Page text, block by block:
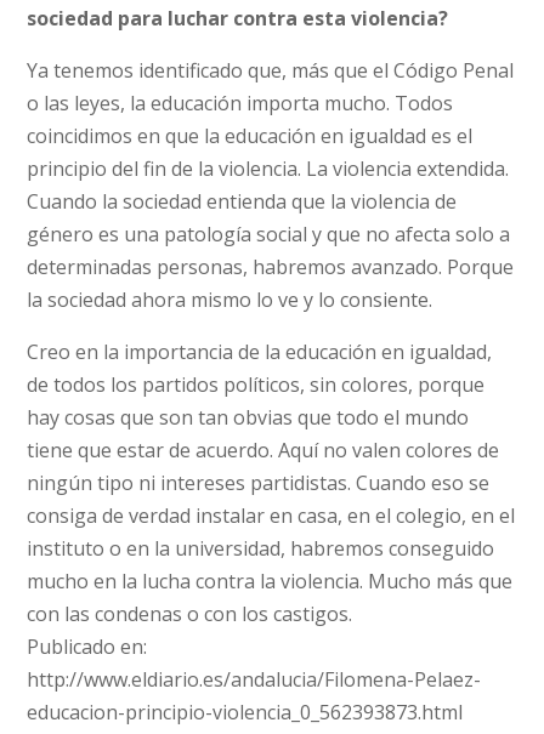
sociedad para luchar contra esta violencia?
Ya tenemos identificado que, más que el Código Penal
o las leyes, la educación importa mucho. Todos
coincidimos en que la educación en igualdad es el
principio del fin de la violencia. La violencia extendida.
Cuando la sociedad entienda que la violencia de
género es una patología social y que no afecta solo a
determinadas personas, habremos avanzado. Porque
la sociedad ahora mismo lo ve y lo consiente.
Creo en la importancia de la educación en igualdad,
de todos los partidos políticos, sin colores, porque
hay cosas que son tan obvias que todo el mundo
tiene que estar de acuerdo. Aquí no valen colores de
ningún tipo ni intereses partidistas. Cuando eso se
consiga de verdad instalar en casa, en el colegio, en el
instituto o en la universidad, habremos conseguido
mucho en la lucha contra la violencia. Mucho más que
con las condenas o con los castigos.
Publicado en:
http://www.eldiario.es/andalucia/Filomena-Pelaez-
educacion-principio-violencia_0_562393873.html